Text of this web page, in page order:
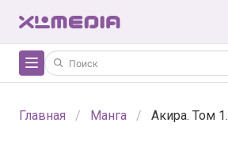
Главная Манга Акира. Том 1.